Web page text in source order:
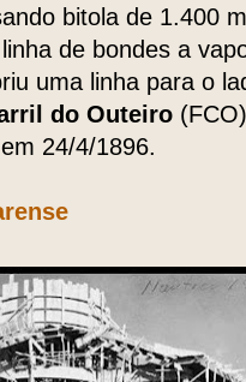
bitola de 1.400
de bondes a
uma linha para o
do Outeiro
24/4/1896.